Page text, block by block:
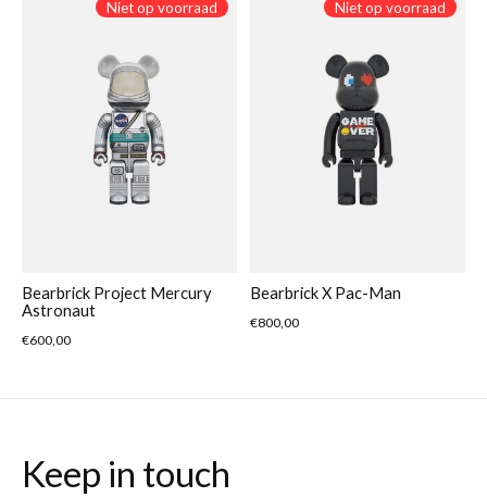
Niet op voorraad
Bearbrick Project Mercury
Astronaut
€600,00
Niet op voorraad
Bearbrick X Pac-Man
€800,00
Keep in touch